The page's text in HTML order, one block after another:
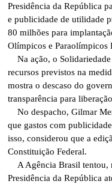
Presidência da República
e publicidade de utilidade
80 milhões para
Olímpicos e Paraolímpicos
Na ação, o
recursos previstos na
mostra o descaso do
transparência para
No despacho, Gilmar
que gastos com
isso, considerou que a
Constituição Federal.
A Agência Brasil tentou,
Presidência da República